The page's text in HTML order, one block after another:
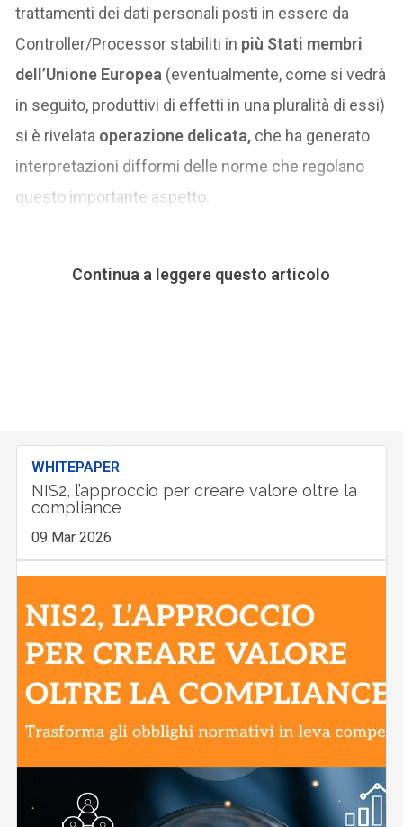
trattamenti dei dati personali posti in essere da
Controller/Processor stabiliti in più Stati membri
dell’Unione Europea (eventualmente, come si vedrà
in seguito, produttivi di effetti in una pluralità di essi)
si è rivelata operazione delicata, che ha generato
interpretazioni difformi delle norme che regolano
questo importante aspetto.
Continua a leggere questo articolo
WHITEPAPER
NIS2, l’approccio per creare valore oltre la
compliance
09 Mar 2026